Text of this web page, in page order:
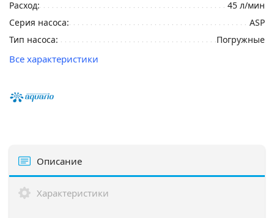
Расход:
45 л/мин
Серия насоса:
ASP
Тип насоса:
Погружные
Все характеристики
Описание
Характеристики